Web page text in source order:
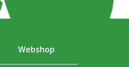
Webshop